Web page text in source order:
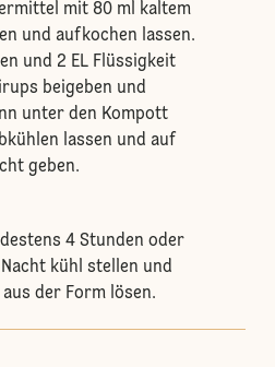
mit 80 ml kaltem
und aufkochen lassen.
und 2 EL Flüssigkeit
beigeben und
unter den Kompott
lassen und auf
geben.
4 Stunden oder
kühl stellen und
der Form lösen.